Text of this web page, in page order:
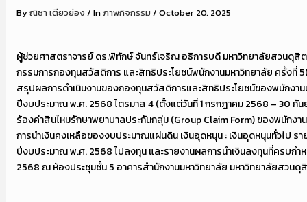
Byณิชา เตียวย่อง / Inภาพกิจกรรม / October 20, 2025
ผู้ช่วยศาสตราจารย์ ดร.พิทักษ์ จันทร์เจริญ อธิการบดี มหาวิทยาลัยสวนดุสิ
กรรมการกองทุนสวัสดิการ และสิทธิประโยชน์พนักงานมหาวิทยาลัย ครั้งที่
สรุปผลการดำเนินงานของกองทุนสวัสดิการและสิทธิประโยชน์ของพนักงาน
ปีงบประมาณ พ.ศ. 2568 ไตรมาส 4 (ตั้งแต่วันที่ 1 กรกฎาคม 2568 – 30 กัน
ร้องค่าสินไหมรักษาพยาบาลประกันกลุ่ม (Group Claim Form) ของพนักงา
การนำเงินคงเหลือของงบประมาณแผ่นดิน เงินอุดหนุน : เงินอุดหนุนทั่วไป รา
ปีงบประมาณ พ.ศ. 2568 ไปลงทุน และรายงานผลการนำเงินลงทุนที่ครบกำ
2568 ณ ห้องประชุมชั้น 5 อาคารสำนักงานมหาวิทยาลัย มหาวิทยาลัยสวนดุ